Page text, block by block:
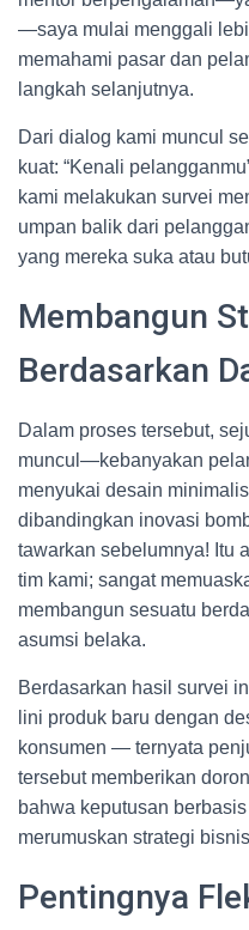
—saya mulai menggali
memahami pasar dan
langkah selanjutnya.
Dari dialog kami muncul
kuat: “Kenali
kami melakukan survei
umpan balik dari
yang mereka suka atau
Membangun
Berdasarkan
Dalam proses tersebut,
muncul—kebanyakan
menyukai desain
dibandingkan inovasi
tawarkan sebelumnya! Itu
tim kami; sangat
membangun sesuatu
asumsi belaka.
Berdasarkan hasil survei
lini produk baru dengan
konsumen — ternyata
tersebut memberikan
bahwa keputusan
merumuskan strategi
Pentingnya